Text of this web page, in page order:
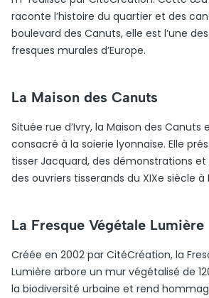
raconte l’histoire du quartier et des
boulevard des Canuts, elle est l’une
fresques murales d’Europe.
La Maison des Canuts
Située rue d’Ivry, la Maison des Canuts
consacré à la soierie lyonnaise. Elle
tisser Jacquard, des démonstrations et
des ouvriers tisserands du XIXe siècle à
La Fresque Végétale Lumière
Créée en 2002 par CitéCréation, la
Lumière arbore un mur végétalisé de
la biodiversité urbaine et rend